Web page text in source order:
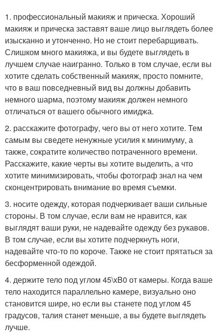
1. профессиональный макияж и прическа. Хороший
макияж и прическа заставят ваше лицо выглядеть более
изысканно и утонченно. Но не стоит перебарщивать.
Слишком много макияжа, и вы будете выглядеть в
лучшем случае наигранно. Только в том случае, если вы
хотите сделать собственный макияж, просто помните,
что в ваш повседневный вид вы должны добавить
немного шарма, поэтому макияж должен немного
отличаться от вашего обычного имиджа.
2. расскажите фотографу, чего вы от него хотите. Тем
самым вы сведете ненужные усилия к минимуму, а
также, сократите количество потраченного времени.
Расскажите, какие черты вы хотите выделить, а что
хотите минимизировать, чтобы фотограф знал на чем
сконцентрировать внимание во время съемки.
3. носите одежду, которая подчеркивает ваши сильные
стороны. В том случае, если вам не нравится, как
выглядят ваши руки, не надевайте одежду без рукавов.
В том случае, если вы хотите подчеркнуть ноги,
надевайте что-то по короче. Также не стоит прятаться за
бесформенной одеждой.
4. держите тело под углом 45\xB0 от камеры. Когда ваше
тело находится параллельно камере, визуально оно
становится шире, но если вы станете под углом 45
градусов, талия станет меньше, а вы будете выглядеть
лучше.